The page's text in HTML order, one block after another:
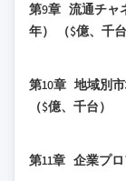
3.8 ポー
8.2 繊維
8.3 医療
第9章 流通チャ
年） （$億、千台
9.2 直販
9.3 間接
第10章 地域別市
（$億、千台）
10.2 北米
第11章 企業プ